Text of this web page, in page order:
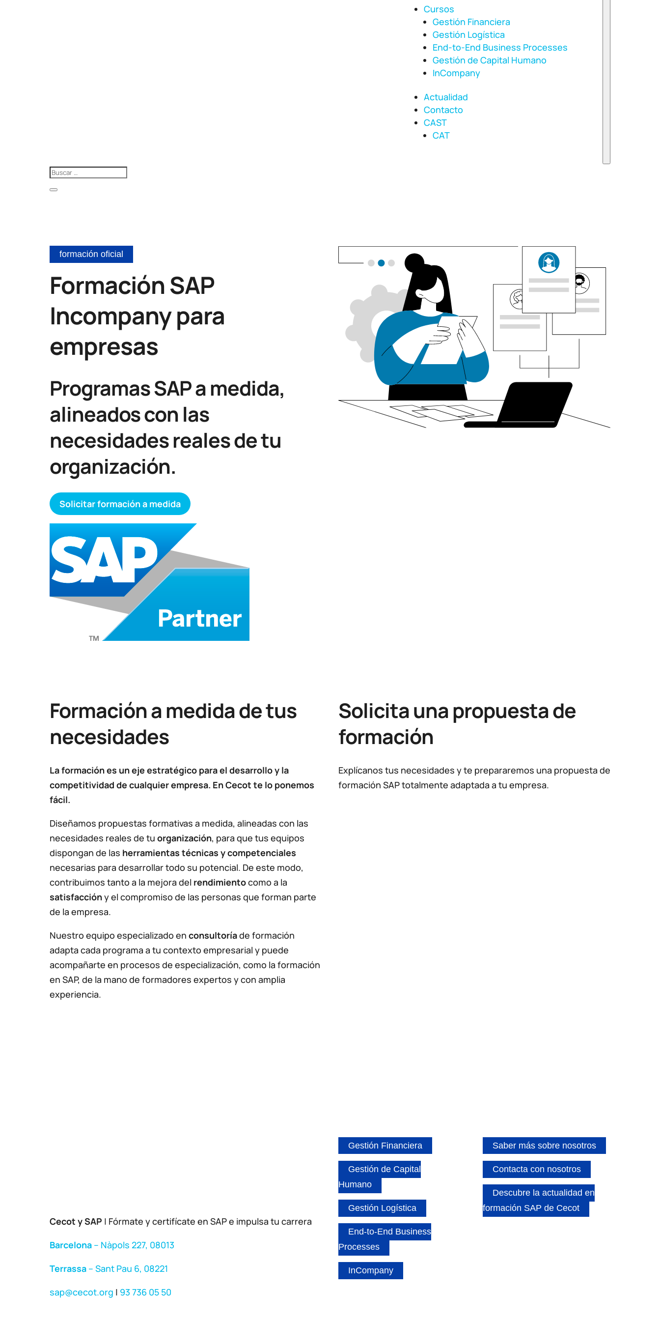
Cursos
Gestión Financiera
Gestión Logística
End-to-End Business Processes
Gestión de Capital Humano
InCompany
Actualidad
Contacto
CAST
CAT
formación oficial
Formación SAP
Incompany para
empresas
Programas SAP a medida,
alineados con las
necesidades reales de tu
organización.
Solicitar formación a medida
Formación a medida de tus
necesidades
La formación es un eje estratégico para el desarrollo y la
competitividad de cualquier empresa. En Cecot te lo ponemos
fácil.
Diseñamos propuestas formativas a medida, alineadas con las
necesidades reales de tu organización, para que tus equipos
dispongan de las herramientas técnicas y competenciales
necesarias para desarrollar todo su potencial. De este modo,
contribuimos tanto a la mejora del rendimientocomo a la
satisfaccióny el compromiso de las personas que forman parte
de la empresa.
Nuestro equipo especializado en consultoríade formación
adapta cada programa a tu contexto empresarial y puede
acompañarte en procesos de especialización, como la formación
en SAP, de la mano de formadores expertos y con amplia
experiencia.
Solicita una propuesta de
formación
Explícanos tus necesidades y te prepararemos una propuesta de
formación SAP totalmente adaptada a tu empresa.
Cecot y SAP | Fórmate y certifícate en SAP e impulsa tu carrera
Barcelona – Nàpols 227, 08013
Terrassa– Sant Pau 6, 08221
sap@cecot.org | 93 736 05 50
Gestión Financiera
Gestión de Capital
Humano
Gestión Logística
End-to-End Business
Processes
InCompany
Saber más sobre nosotros
Contacta con nosotros
Descubre la actualidad en
formación SAP de Cecot